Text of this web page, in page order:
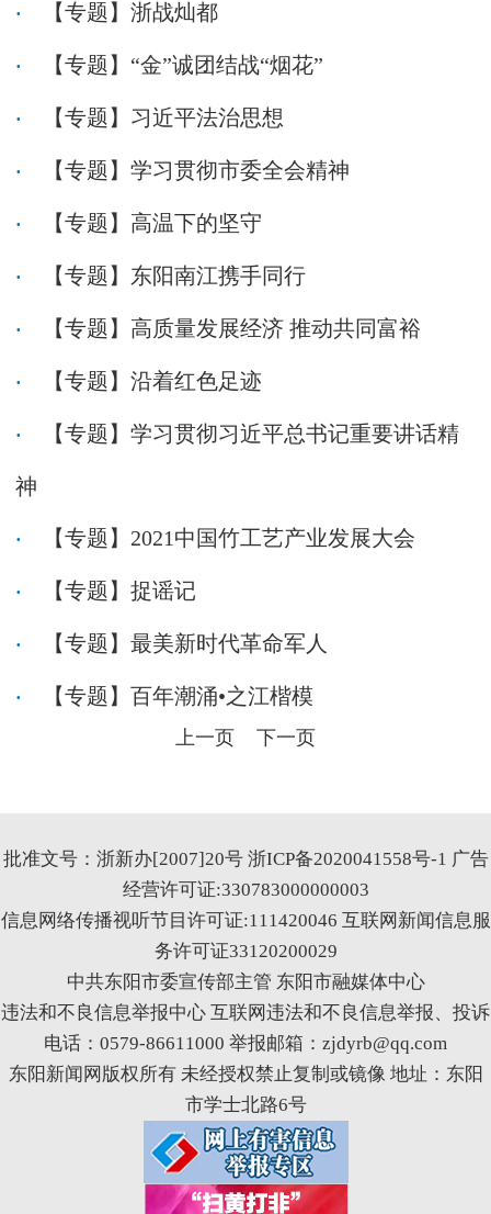
【专题】浙战灿都
【专题】“金”诚团结战“烟花”
【专题】习近平法治思想
【专题】学习贯彻市委全会精神
【专题】高温下的坚守
【专题】东阳南江携手同行
【专题】高质量发展经济 推动共同富裕
【专题】沿着红色足迹
【专题】学习贯彻习近平总书记重要讲话精
神
【专题】2021中国竹工艺产业发展大会
【专题】捉谣记
【专题】最美新时代革命军人
【专题】百年潮涌•之江楷模
上一页 下一页
批准文号：浙新办[2007]20号 浙ICP备2020041558号-1 广告
经营许可证:330783000000003
信息网络传播视听节目许可证:111420046 互联网新闻信息服
务许可证33120200029
中共东阳市委宣传部主管 东阳市融媒体中心
违法和不良信息举报中心 互联网违法和不良信息举报、投诉
电话：0579-86611000 举报邮箱：zjdyrb@qq.com
东阳新闻网版权所有 未经授权禁止复制或镜像 地址：东阳
市学士北路6号